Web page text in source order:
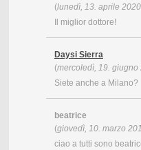
(lunedì, 13. aprile
Il miglior dottore!
Daysi Sierra
(mercoledì, 19. giugno
Siete anche a Milano?
beatrice
(giovedì, 10. marzo
ciao a tutti sono